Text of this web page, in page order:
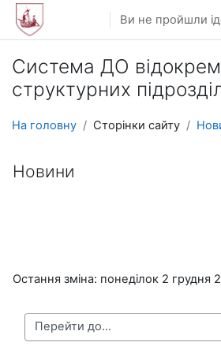
Перейти до головного вмісту
Ви не пройшли
Система ДО
структурних
На головну Сторінки сайту
Новини
Остання зміна: понеділок 2 грудня
Перейти до...